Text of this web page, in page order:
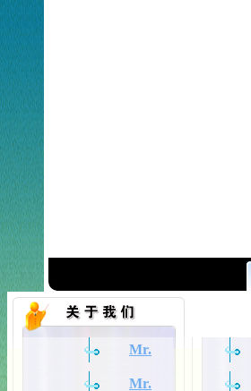
Mr.
Mr.